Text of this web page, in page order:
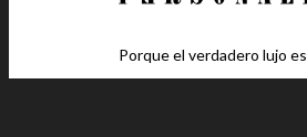
Porque el verdadero lujo